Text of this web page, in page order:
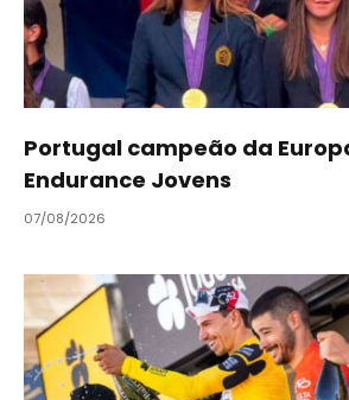
Portugal campeão da
Endurance Jovens
07/08/2026